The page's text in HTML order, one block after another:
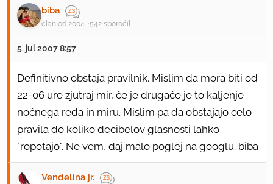
biba
član od 2004 542 sporočil
5. jul 2007 8:57
Definitivno obstaja pravilnik. Mislim da mora biti od
22-06 ure zjutraj mir, če je drugače je to kaljenje
nočnega reda in miru. Mislim pa da obstajajo celo
pravila do koliko decibelov glasnosti lahko
"ropotajo". Ne vem, daj malo poglej na googlu. biba
Vendelina jr.